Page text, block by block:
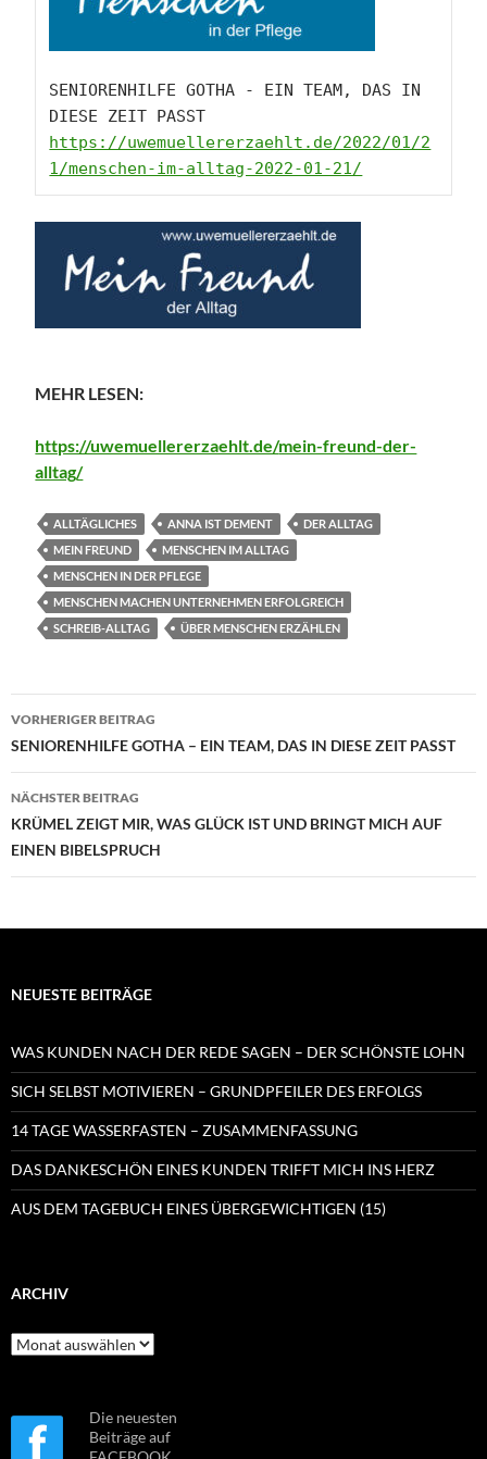
SENIORENHILFE GOTHA - EIN TEAM, DAS IN
https://uwemuellererzaehlt.de/2022/01/2
1/menschen-im-alltag-2022-01-21/
MEHR LESEN:
https://uwemuellererzaehlt.de/mein-freund-der-
alltag/‎
ALLTÄGLICHES ANNA IST DEMENT
DER ALLTAG
MEIN FREUND
MENSCHEN IM ALLTAG
MENSCHEN IN DER PFLEGE
MENSCHEN MACHEN UNTERNEHMEN ERFOLGREICH
SCHREIB-ALLTAG
ÜBER MENSCHEN ERZÄHLEN
Beitragsnavigation
VORHERIGER BEITRAG
SENIORENHILFE GOTHA – EIN TEAM, DAS IN DIESE ZEIT PASST
NÄCHSTER BEITRAG
KRÜMEL ZEIGT MIR, WAS GLÜCK IST UND BRINGT MICH AUF
EINEN BIBELSPRUCH
NEUESTE BEITRÄGE
WAS KUNDEN NACH DER REDE SAGEN – DER SCHÖNSTE LOHN
SICH SELBST MOTIVIEREN – GRUNDPFEILER DES ERFOLGS
14 TAGE WASSERFASTEN – ZUSAMMENFASSUNG
DAS DANKESCHÖN EINES KUNDEN TRIFFT MICH INS HERZ
AUS DEM TAGEBUCH EINES ÜBERGEWICHTIGEN (15)
ARCHIV
Archiv
Die neuesten
Beiträge auf